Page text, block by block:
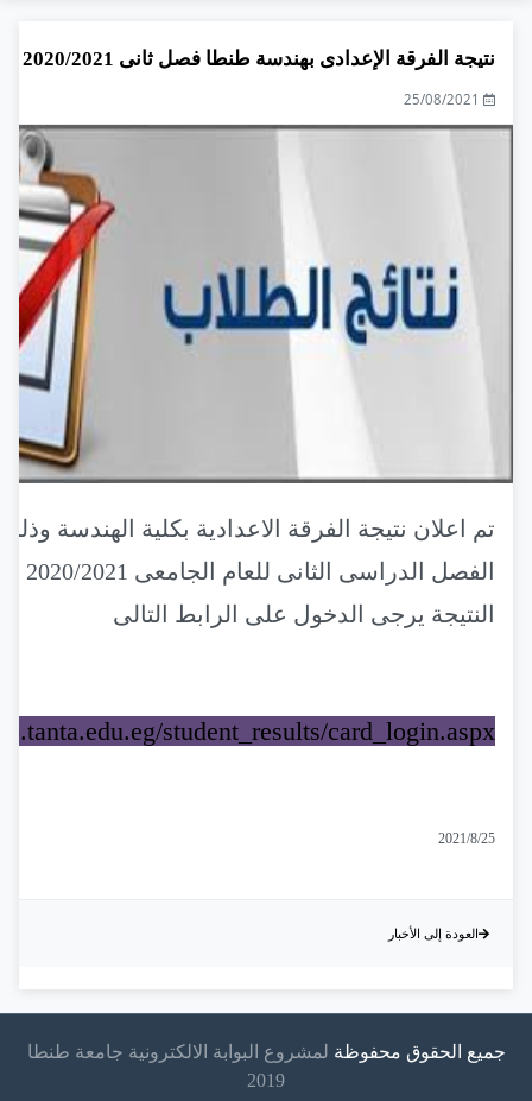
نتيجة الفرقة الإعدادى بهندسة طنطا فصل ثانى 2020/2021
25/08/2021
تم اعلان نتيجة الفرقة الاعدادية بكلية الهندسة
النتيجة يرجى الدخول على الرابط التالى
student_results/card_login.aspx
2021/8/25
العودة إلى الأخبار
جميع الحقوق محفوظة لمشروع البوابة الالكترونية جامعة طنطا
2019